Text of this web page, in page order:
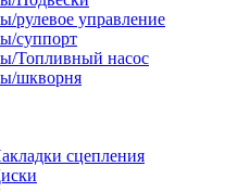
рулевое управление
суппорт
Топливный насос
шкворня
сцепления